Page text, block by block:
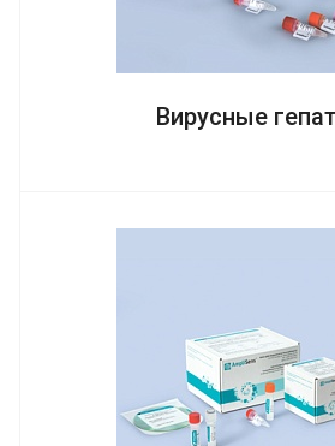
Вирусные